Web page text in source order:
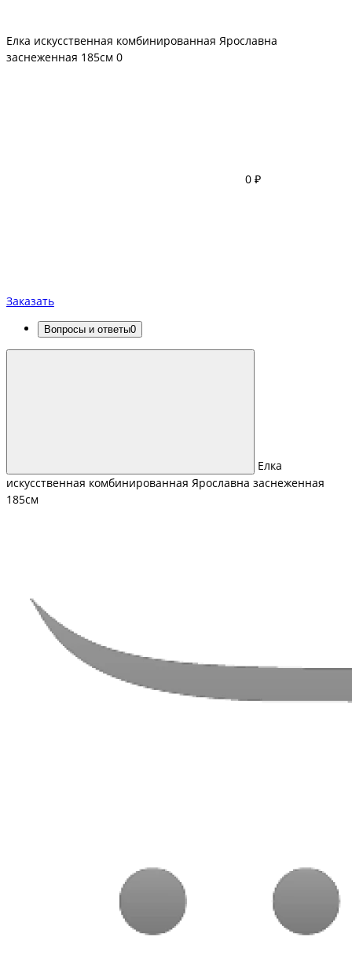
Елка искусственная комбинированная Ярославна
заснеженная 185см 0
0 ₽
Заказать
Вопросы и ответы0
Елка
искусственная комбинированная Ярославна заснеженная
185см